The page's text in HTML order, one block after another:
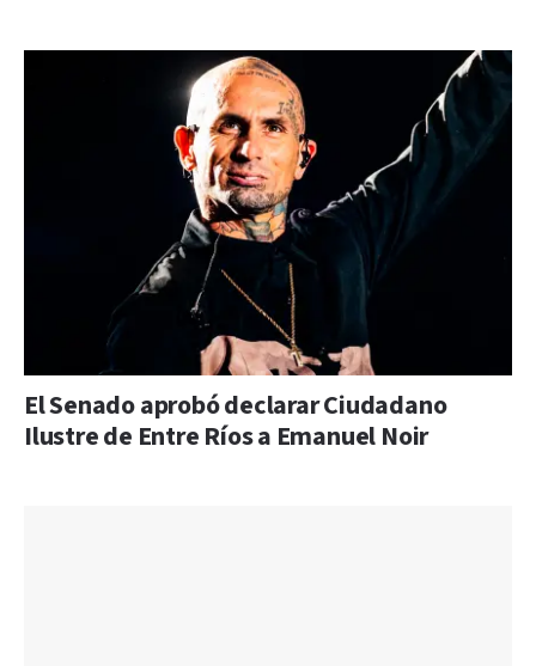
El Senado aprobó declarar Ciudadano
Ilustre de Entre Ríos a Emanuel Noir